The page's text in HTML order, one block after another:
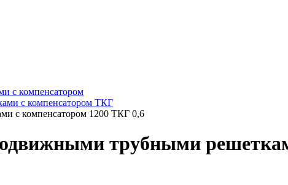
с компенсатором
с компенсатором ТКГ
с компенсатором 1200 ТКГ 0,6
трубными